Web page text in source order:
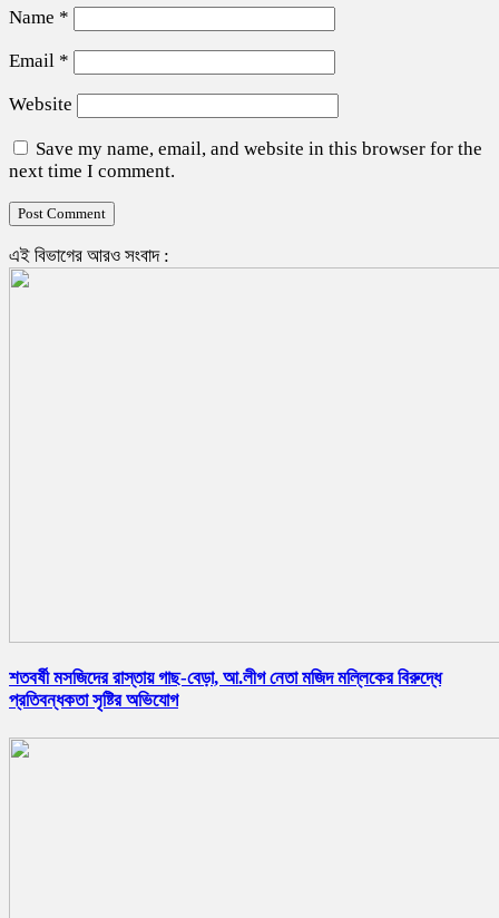
Name *
Email *
Website
Save my name, email, and website in this browser for the
next time I comment.
এই বিভাগের আরও সংবাদ :
শতবর্ষী মসজিদের রাস্তায় গাছ-বেড়া, আ.লীগ নেতা মজিদ মল্লিকের বিরুদ্ধে
প্রতিবন্ধকতা সৃষ্টির অভিযোগ